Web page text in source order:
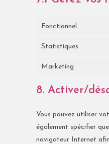
Fonctionnel
Statistiques
Marketing
8. Activer/
Vous pouvez utiliser
également spécifier
navigateur Internet afin